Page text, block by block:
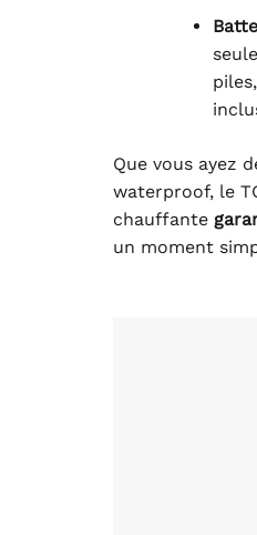
Que vous ayez
waterproof, le
chauffante
un moment